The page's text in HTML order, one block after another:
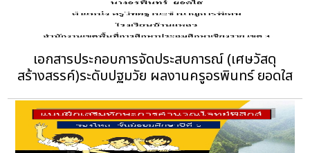
เอกสารประกอบการจัดประสบการณ์ (เศษวัสดุ
สร้างสรรค์)ระดับปฐมวัย ผลงานครูอรพินทร์ ยอดใส